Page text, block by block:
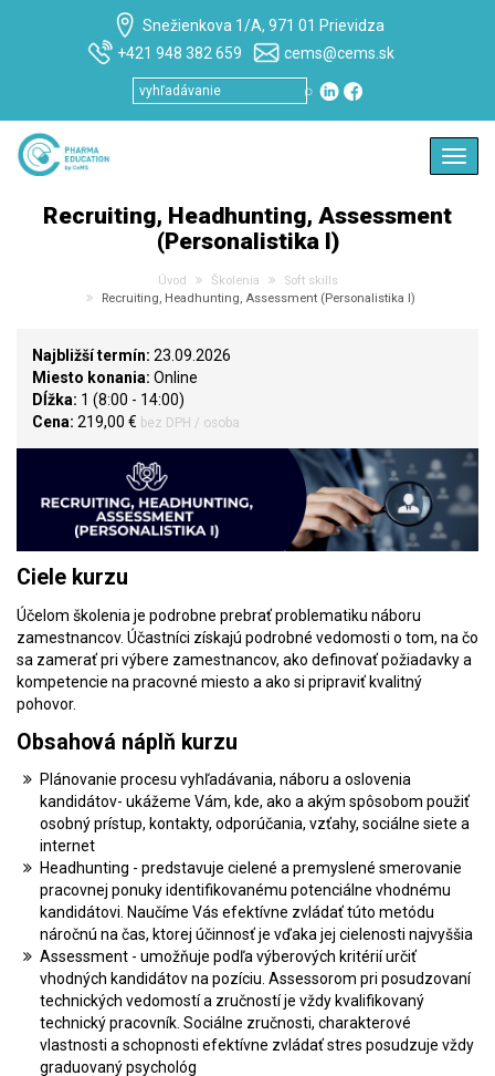
Snežienkova 1/A, 971 01 Prievidza
+421 948 382 659
cems@cems.sk
⌕
Recruiting, Headhunting, Assessment
(Personalistika I)
Úvod Školenia
Soft skills
Recruiting, Headhunting, Assessment (Personalistika I)
Najbližší termín: 23.09.2026
Miesto konania: Online
Dĺžka: 1 (8:00 - 14:00)
Cena: 219,00 € bez DPH / osoba
Ciele kurzu
Účelom školenia je podrobne prebrať problematiku náboru
zamestnancov. Účastníci získajú podrobné vedomosti o tom, na čo
sa zamerať pri výbere zamestnancov, ako definovať požiadavky a
kompetencie na pracovné miesto a ako si pripraviť kvalitný
pohovor.
Obsahová náplň kurzu
Plánovanie procesu vyhľadávania, náboru a oslovenia
kandidátov- ukážeme Vám, kde, ako a akým spôsobom použiť
osobný prístup, kontakty, odporúčania, vzťahy, sociálne siete a
internet
Headhunting - predstavuje cielené a premyslené smerovanie
pracovnej ponuky identifikovanému potenciálne vhodnému
kandidátovi. Naučíme Vás efektívne zvládať túto metódu
náročnú na čas, ktorej účinnosť je vďaka jej cielenosti najvyššia
Assessment - umožňuje podľa výberových kritérií určiť
vhodných kandidátov na pozíciu. Assessorom pri posudzovaní
technických vedomostí a zručností je vždy kvalifikovaný
technický pracovník. Sociálne zručnosti, charakterové
vlastnosti a schopnosti efektívne zvládať stres posudzuje vždy
graduovaný psychológ